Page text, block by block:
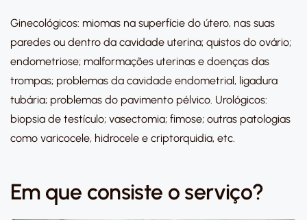
Ginecológicos: miomas na superfície do útero, nas suas
paredes ou dentro da cavidade uterina; quistos do ovário;
endometriose; malformações uterinas e doenças das
trompas; problemas da cavidade endometrial, ligadura
tubária; problemas do pavimento pélvico. Urológicos:
biopsia de testículo; vasectomia; fimose; outras patologias
como varicocele, hidrocele e criptorquidia, etc.
Em que consiste o serviço?